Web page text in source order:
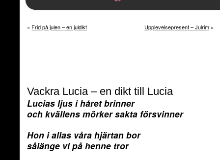
« Frid på julen – en juldikt Upplevelsepresent – Julrim »
Vackra Lucia – en dikt till Lucia
Lucias ljus i håret brinner
och kvällens mörker sakta försvinner
Hon i allas våra hjärtan bor
sålänge vi på henne tror